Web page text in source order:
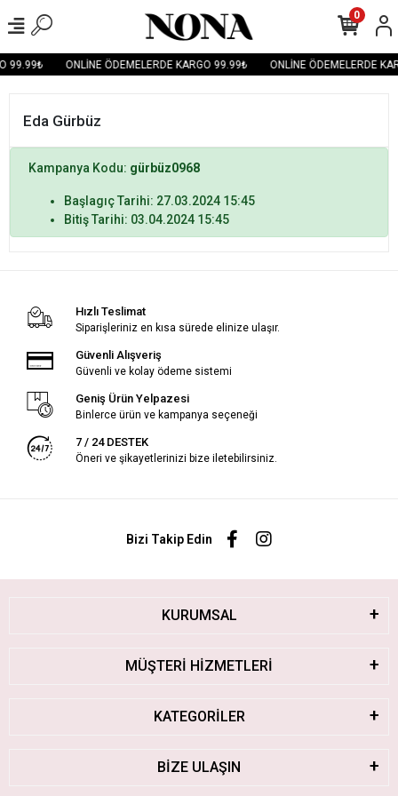
99.99₺ ONLİNE ÖDEMELERDE KARGO 99.99₺ ONLİNE ÖDEMELERDE
0
Eda Gürbüz
Kampanya Kodu: gürbüz0968
Başlagıç Tarihi: 27.03.2024 15:45
Bitiş Tarihi: 03.04.2024 15:45
Hızlı Teslimat
Siparişleriniz en kısa sürede elinize ulaşır.
Güvenli Alışveriş
Güvenli ve kolay ödeme sistemi
Geniş Ürün Yelpazesi
Binlerce ürün ve kampanya seçeneği
7 / 24 DESTEK
Öneri ve şikayetlerinizi bize iletebilirsiniz.
Bizi Takip Edin
KURUMSAL
MÜŞTERİ HİZMETLERİ
KATEGORİLER
BİZE ULAŞIN